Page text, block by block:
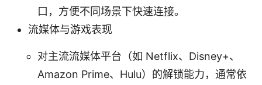
口，方便不同场景下快速连接。
流媒体与游戏表现
对主流流媒体平台（如 Netflix、Disney+、
Amazon Prime、Hulu）的解锁能力，通常依